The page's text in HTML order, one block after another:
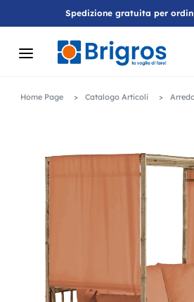
Spedizione gratuita per
Home Page Catalogo Articoli